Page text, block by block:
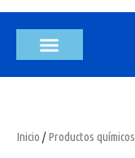
Inicio /Productos químicos